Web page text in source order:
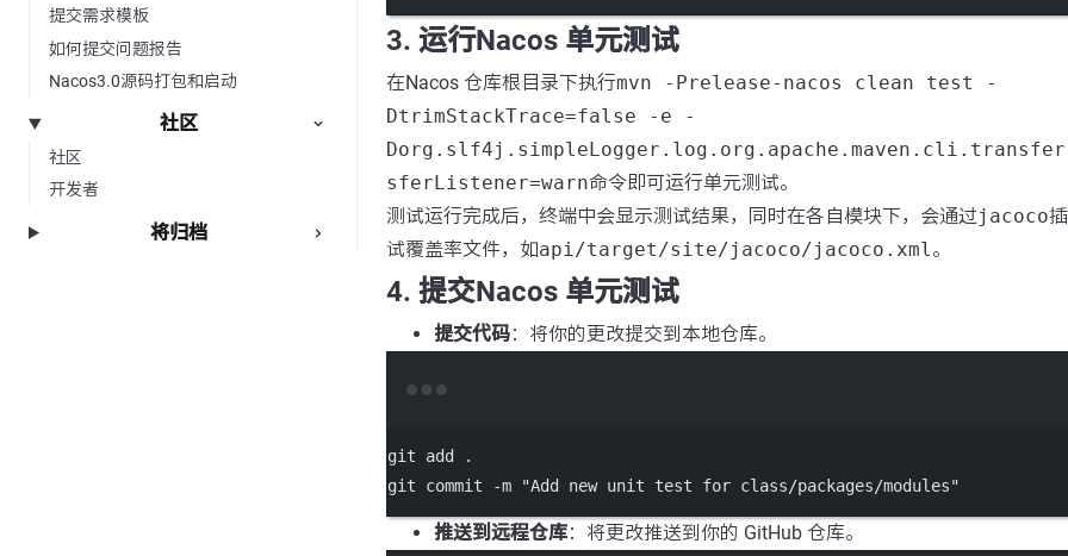
提交需求模板
如何提交问题报告
Nacos3.0源码打包和启动
社区
社区
开发者
将归档
3. 运行Nacos 单元测试
在Nacos 仓库根目录下执行mvn -Prelease-nacos clean test -
DtrimStackTrace=false -e -
sferListener=warn命令即可运行单元测试。
测试运行完成后，终端中会显示测试结果，同时在各自模块下，会通过jacoco
试覆盖率文件，如api/target/site/jacoco/jacoco.xml。
4. 提交Nacos 单元测试
提交代码：将你的更改提交到本地仓库。
git add
.
git
commit -m "Add new unit test for class/packages/modules"
推送到远程仓库：将更改推送到你的 GitHub 仓库。